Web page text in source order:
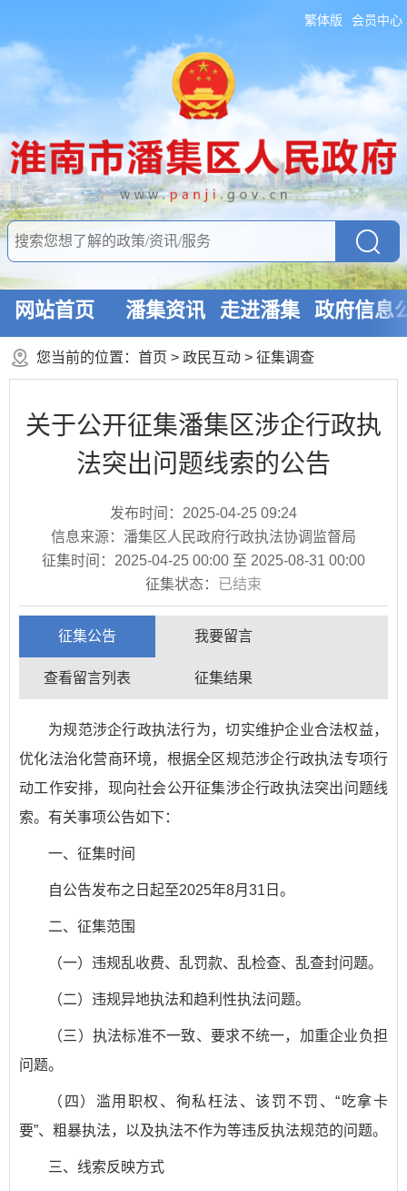
繁体版 会员中心
网站首页 潘集资讯 走进潘集 政府信息
您当前的位置： 首页 > 政民互动 > 征集调查
关于公开征集潘集区涉企行政执
法突出问题线索的公告
发布时间： 2025-04-25 09:24
信息来源：潘集区人民政府行政执法协调监督局
征集时间： 2025-04-25 00:00 至 2025-08-31 00:00
征集状态：
已结束
征集公告 我要留言
查看留言列表 征集结果
为规范涉企行政执法行为，切实维护企业合法权益，
优化法治化营商环境，根据全区规范涉企行政执法专项行
动工作安排，现向社会公开征集涉企行政执法突出问题线
索。有关事项公告如下：
一、征集时间
自公告发布之日起至2025年8月31日。
二、征集范围
（一）违规乱收费、乱罚款、乱检查、乱查封问题。
（二）违规异地执法和趋利性执法问题。
（三）执法标准不一致、要求不统一，加重企业负担
问题。
（四）滥用职权、徇私枉法、该罚不罚、“吃拿卡
要”、粗暴执法，以及执法不作为等违反执法规范的问题。
三、线索反映方式